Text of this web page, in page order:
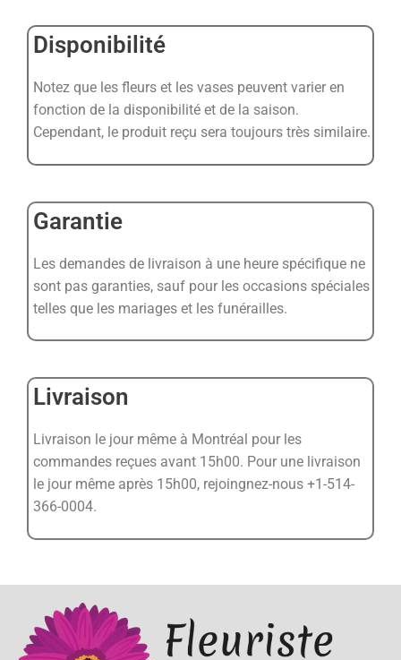
Disponibilité
Notez que les fleurs et les vases peuvent varier en
fonction de la disponibilité et de la saison.
Cependant, le produit reçu sera toujours très similaire.
Garantie
Les demandes de livraison à une heure spécifique ne
sont pas garanties, sauf pour les occasions spéciales
telles que les mariages et les funérailles.
Livraison
Livraison le jour même à Montréal pour les
commandes reçues avant 15h00. Pour une livraison
le jour même après 15h00, rejoingnez-nous +1-514-
366-0004.